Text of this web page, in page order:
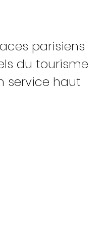
parisiens
du tourisme
service haut